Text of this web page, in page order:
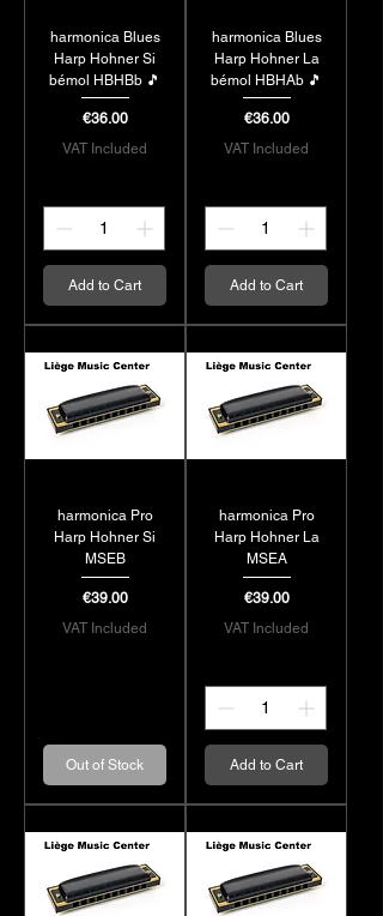
eux, permettent une plus
grande flexibilité dans le
jeu, adaptés au jazz et à
mélodicas, qui combinent
le jeu de piano et
d’harmonica, offrant une
expérience musicale 🎶
harmonica Blues
Harp Hohner Si
bémol HBHBb 🎵
Price
€36.00
VAT Included
Add to Cart
harmonica Blues
Harp Hohner La
bémol HBHAb 🎵
Price
€36.00
VAT Included
Add to Cart
harmonica Pro
Harp Hohner Si
MSEB
Price
€39.00
VAT Included
Out of Stock
harmonica Pro
Harp Hohner La
MSEA
Price
€39.00
VAT Included
Add to Cart